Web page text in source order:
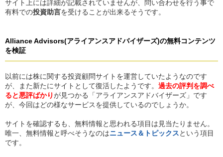
サイト上には詳細が記載されていませんが、問い合わせを行う事で
有料での投資助言を受けることが出来るそうです。
Alliance Advisors(アライアンスアドバイザーズ)の無料コンテンツ
を検証
以前には株に関する投資顧問サイトを運営していたようなのです
が、また新たにサイトとして復活したようです。 過去の評判を調べ
ると悪評ばかりが見つかる「アライアンスアドバイザーズ」です
が、今回はどの様なサービスを提供しているのでしょうか。
サイトを確認するも、無料情報と思われる項目は見当たりません。
唯一、無料情報と呼べそうなのはニュース＆トピックスという項目
です。